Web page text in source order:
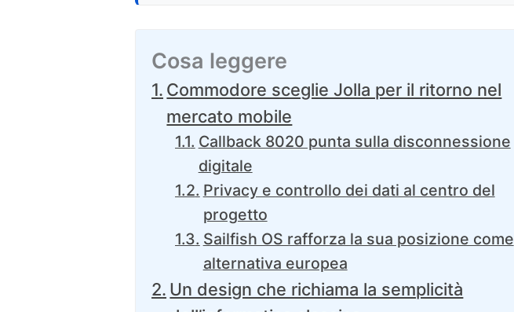
Cosa leggere
Commodore sceglie Jolla per il ritorno nel
mercato mobile
Callback 8020 punta sulla disconnessione
digitale
Privacy e controllo dei dati al centro del
progetto
Sailfish OS rafforza la sua posizione come
alternativa europea
Un design che richiama la semplicità